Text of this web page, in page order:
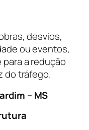
desvios,
ou eventos,
a redução
do tráfego.
– MS